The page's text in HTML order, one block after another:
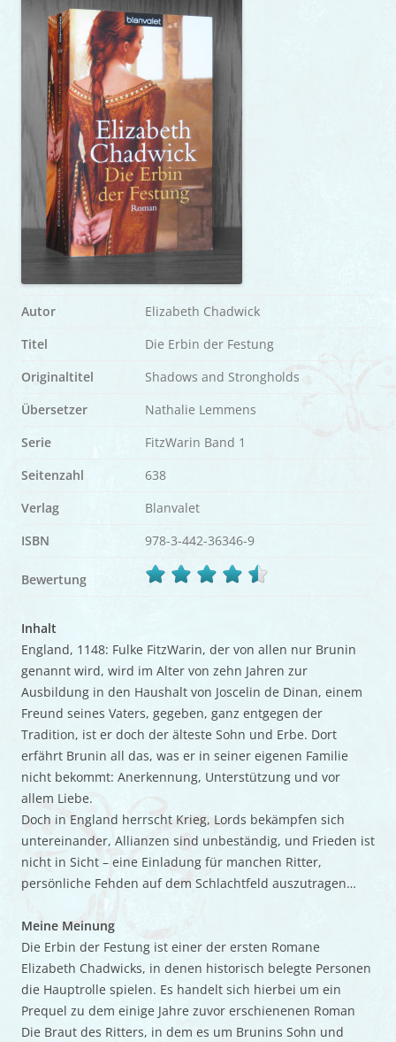
Autor
Elizabeth Chadwick
Titel
Die Erbin der Festung
Originaltitel
Shadows and Strongholds
Übersetzer
Nathalie Lemmens
Serie
FitzWarin Band 1
Seitenzahl
638
Verlag
Blanvalet
ISBN
978-3-442-36346-9
Bewertung
Inhalt
England, 1148: Fulke FitzWarin, der von allen nur Brunin
genannt wird, wird im Alter von zehn Jahren zur
Ausbildung in den Haushalt von Joscelin de Dinan, einem
Freund seines Vaters, gegeben, ganz entgegen der
Tradition, ist er doch der älteste Sohn und Erbe. Dort
erfährt Brunin all das, was er in seiner eigenen Familie
nicht bekommt: Anerkennung, Unterstützung und vor
allem Liebe.
Doch in England herrscht Krieg, Lords bekämpfen sich
untereinander, Allianzen sind unbeständig, und Frieden ist
nicht in Sicht – eine Einladung für manchen Ritter,
persönliche Fehden auf dem Schlachtfeld auszutragen…
Meine Meinung
Die Erbin der Festung ist einer der ersten Romane
Elizabeth Chadwicks, in denen historisch belegte Personen
die Hauptrolle spielen. Es handelt sich hierbei um ein
Prequel zu dem einige Jahre zuvor erschienenen Roman
Die Braut des Ritters, in dem es um Brunins Sohn und